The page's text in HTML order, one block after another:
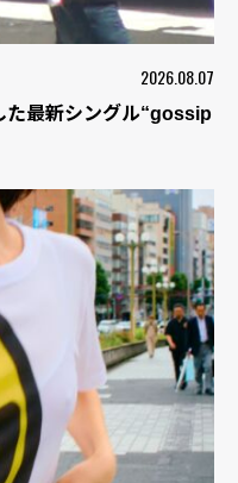
2026.08.07
最新シングル“gossip